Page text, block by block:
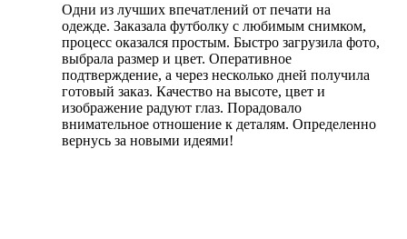
Одни из лучших впечатлений от печати на
одежде. Заказала футболку с любимым снимком,
процесс оказался простым. Быстро загрузила фото,
выбрала размер и цвет. Оперативное
подтверждение, а через несколько дней получила
готовый заказ. Качество на высоте, цвет и
изображение радуют глаз. Порадовало
внимательное отношение к деталям. Определенно
вернусь за новыми идеями!